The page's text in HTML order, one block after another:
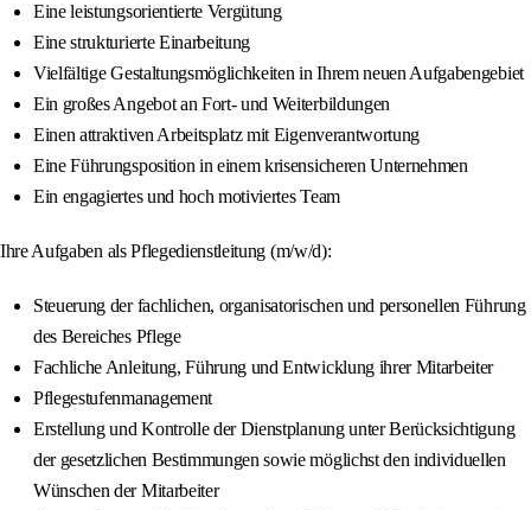
Eine leistungsorientierte Vergütung
Eine strukturierte Einarbeitung
Vielfältige Gestaltungsmöglichkeiten in Ihrem neuen Aufgabengebiet
Ein großes Angebot an Fort- und Weiterbildungen
Einen attraktiven Arbeitsplatz mit Eigenverantwortung
Eine Führungsposition in einem krisensicheren Unternehmen
Ein engagiertes und hoch motiviertes Team
Ihre Aufgaben als Pflegedienstleitung (m/w/d):
Steuerung der fachlichen, organisatorischen und personellen Führung
des Bereiches Pflege
Fachliche Anleitung, Führung und Entwicklung ihrer Mitarbeiter
Pflegestufenmanagement
Erstellung und Kontrolle der Dienstplanung unter Berücksichtigung
der gesetzlichen Bestimmungen sowie möglichst den individuellen
Wünschen der Mitarbeiter